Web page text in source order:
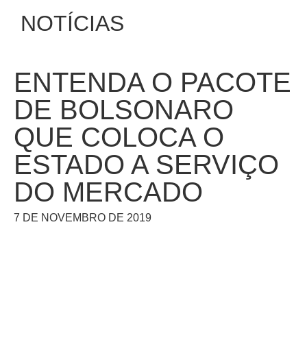
NOTÍCIAS
ENTENDA O PACOTE
DE BOLSONARO
QUE COLOCA O
ESTADO A SERVIÇO
DO MERCADO
7 DE NOVEMBRO DE 2019